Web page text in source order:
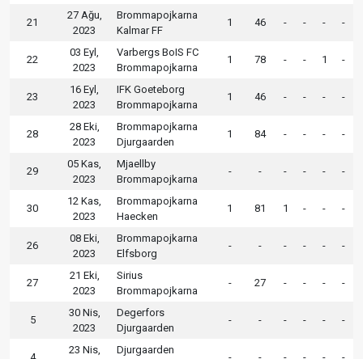
21
27 Ağu,
2023
Brommapojkarna
Kalmar FF
1 46 - - - -
22
03 Eyl,
2023
Varbergs BoIS FC
Brommapojkarna
1 78 - - 1 -
23
16 Eyl,
2023
IFK Goeteborg
Brommapojkarna
1 46 - - - -
28
28 Eki,
2023
Brommapojkarna
Djurgaarden
1 84 - - - -
29
05 Kas,
2023
Mjaellby
Brommapojkarna
- - - - - -
30
12 Kas,
2023
Brommapojkarna
Haecken
1 81 1 - - -
26
08 Eki,
2023
Brommapojkarna
Elfsborg
- - - - - -
27
21 Eki,
2023
Sirius
Brommapojkarna
- 27 - - - -
5
30 Nis,
2023
Degerfors
Djurgaarden
- - - - - -
23 Nis,
Djurgaarden